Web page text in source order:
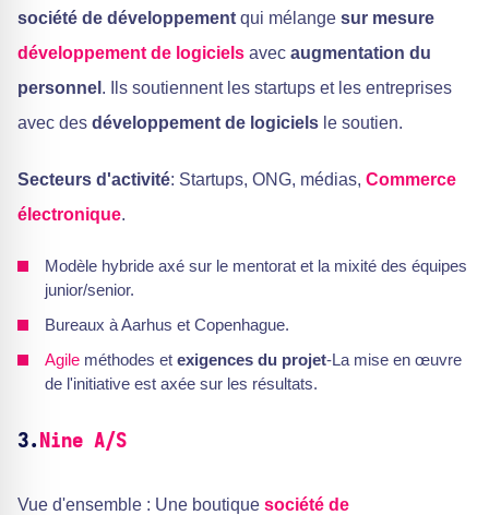
société de développement qui mélange sur mesure
développement de logiciels avec augmentation du
personnel . Ils soutiennent les startups et les entreprises
avec des développement de logiciels le soutien.
Secteurs d'activité: Startups, ONG, médias, Commerce
électronique.
Modèle hybride axé sur le mentorat et la mixité des équipes
junior/senior.
Bureaux à Aarhus et Copenhague.
Agile méthodes et exigences du projet-La mise en œuvre
de l'initiative est axée sur les résultats.
3. Nine A/S
Vue d'ensemble : Une boutique société de